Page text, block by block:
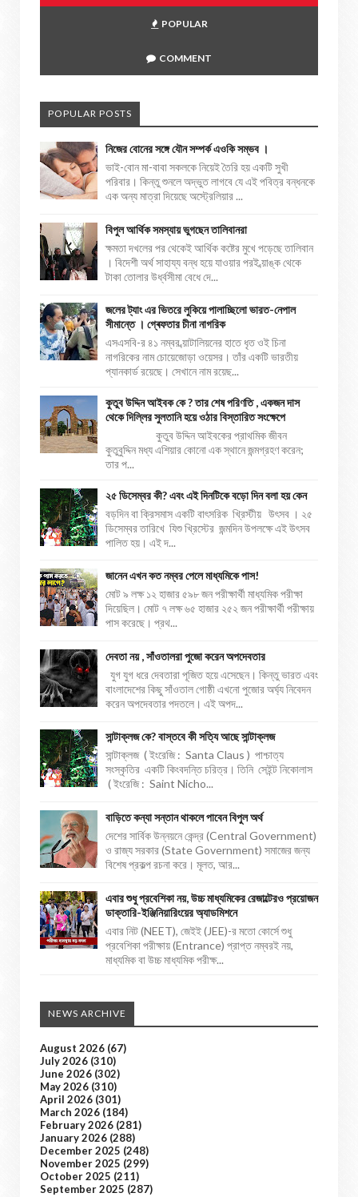
POPULAR
COMMENT
POPULAR POSTS
নিজের বোনের সঙ্গে যৌন সম্পর্ক এওকি সম্ভব ।
ভাই-বোন মা-বাবা সকলকে নিয়েই তৈরি হয় একটি সুখী
পরিবার। কিন্তু শুনলে অদ্ভুত লাগবে যে এই পবিত্র বন্ধনকে
এক অন্য মাত্রা দিয়েছে অস্ট্রেলিয়ার ...
বিপুল আর্থিক সমস্যায় ভুগছেন তালিবানরা
ক্ষমতা দখলের পর থেকেই আর্থিক কষ্টের মুখে পড়েছে তালিবান
। বিদেশী অর্থ সাহায্য বন্ধ হয়ে যাওয়ার পরই ব্য়াঙ্ক থেকে
টাকা তোলার উর্ধ্বসীমা বেধে দে...
জলের ট্যাং এর ভিতরে লুকিয়ে পালাচ্ছিলো ভারত-নেপাল
সীমান্তে । গ্ৰেফতার চীনা নাগরিক
এসএসবি-র ৪১ নম্বর ব্য়াটালিয়নের হাতে ধৃত ওই চিনা
নাগরিকের নাম চোয়েজোড়া ওয়েসর। তাঁর একটি ভারতীয়
প্যানকার্ড রয়েছে। সেখানে নাম রয়েছ...
কুতুব উদ্দিন আইবক কে ? তার শেষ পরিণতি , একজন দাস
থেকে দিল্লির সুলতানি হয়ে ওঠার বিস্তারিত সংক্ষেপে
কুতুব উদ্দিন আইবকের প্রাথমিক জীবন
কুতুবুদ্দিন মধ্য এশিয়ার কোনো এক স্থানে জন্মগ্রহণ করেন;
তার প...
২৫ ডিসেম্বর কী? এবং এই দিনটিকে বড়ো দিন বলা হয় কেন
বড়দিন বা ক্রিসমাস একটি বাৎসরিক খ্রিস্টীয় উৎসব । ২৫
ডিসেম্বর তারিখে যিশু খ্রিস্টের জন্মদিন উপলক্ষে এই উৎসব
পালিত হয়। এই দ...
জানেন এখন কত নম্বর পেলে মাধ্যমিকে পাস!
মোট ৯ লক্ষ ১২ হাজার ৫৯৮ জন পরীক্ষার্থী মাধ্যমিক পরীক্ষা
দিয়েছিল। মোট ৭ লক্ষ ৬৫ হাজার ২৫২ জন পরীক্ষার্থী পরীক্ষায়
পাস করেছে। প্রথ...
দেবতা নয় , সাঁওতালরা পুজো করেন অপদেবতার
যুগ যুগ ধরে দেবতারা পূজিত হয়ে এসেছেন। কিন্তু ভারত এবং
বাংলাদেশের কিছু সাঁওতাল গোষ্ঠী এখনো পুজোর অর্ঘ্য নিবেদন
করেন অপদেবতার পদতলে। এই অপদ...
সান্টাক্লজ কে? বাস্তবে কী সত্যি আছে সান্টাক্লজ
সান্টাক্লজ ( ইংরেজি : Santa Claus ) পাশ্চাত্য
সংস্কৃতির একটি কিংবদন্তি চরিত্র। তিনি সেইন্ট নিকোলাস
( ইংরেজি : Saint Nicho...
বাড়িতে কন্যা সন্তান থাকলে পাবেন বিপুল অর্থ
দেশের সার্বিক উন্নয়নে কেন্দ্র (Central Government)
ও রাজ্য সরকার (State Government) সমাজের জন্য
বিশেষ প্রকল্প রচনা করে। মূলত, আর...
এবার শুধু প্রবেশিকা নয়, উচ্চ মাধ্যমিকের রেজাল্টেরও প্রয়োজন
ডাক্তারি-ইঞ্জিনিয়ারিংয়ের অ্যাডমিশনে
এবার নিট (NEET), জেইই (JEE)-র মতো কোর্সে শুধু
প্রবেশিকা পরীক্ষায় (Entrance) প্রাপ্ত নম্বরই নয়,
মাধ্যমিক বা উচ্চ মাধ্যমিক পরীক্ষ...
NEWS ARCHIVE
August 2026 (67)
July 2026 (310)
June 2026 (302)
May 2026 (310)
April 2026 (301)
March 2026 (184)
February 2026 (281)
January 2026 (288)
December 2025 (248)
November 2025 (299)
October 2025 (211)
September 2025 (287)